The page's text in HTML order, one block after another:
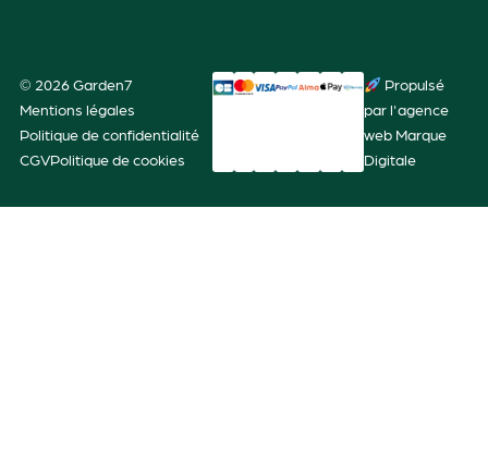
© 2026 Garden7
Mentions légales
Politique de confidentialité
CGVPolitique de cookies
Propulsé
par l'agence
web Marque
Digitale